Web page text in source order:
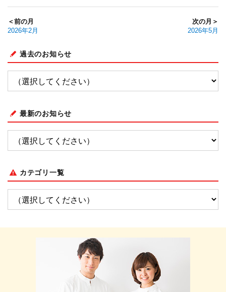
＜前の月
2026年2月
次の月＞
2026年5月
過去のお知らせ
最新のお知らせ
カテゴリ一覧